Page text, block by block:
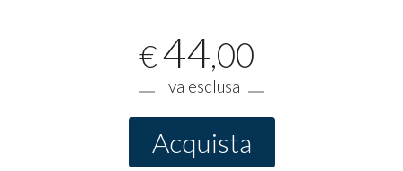
€44,00
Iva esclusa
Acquista